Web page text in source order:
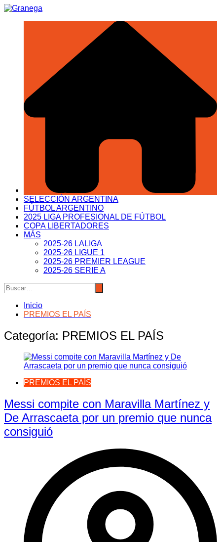
Saltar
SELECCIÓN ARGENTINA
FÚTBOL ARGENTINO
2025 LIGA PROFESIONAL DE FÚTBOL
COPA LIBERTADORES
MÁS
2025-26 LALIGA
2025-26 LIGUE 1
2025-26 PREMIER LEAGUE
2025-26 SERIE A
Inicio
PREMIOS EL PAÍS
Categoría: PREMIOS EL PAÍS
PREMIOS EL PAÍS
Messi compite con Maravilla Martínez y
De Arrascaeta por un premio que nunca
consiguió